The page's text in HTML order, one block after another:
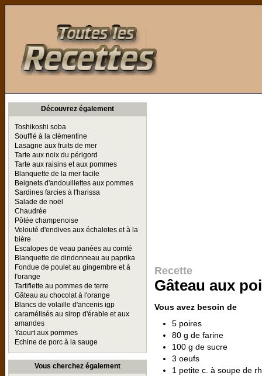
Découvrez également
Toshikoshi soba
Soufflé à la clémentine
Lasagne aux fruits de mer
Tarte aux noix du périgord
Tarte aux raisins et aux pommes
Blanquette de la mer facile
Beignets d'andouillettes aux pommes
Sardines farcies à l'harissa
Salade de noël
Chaudrée
Pôtée champenoise
Velouté d'endives aux échalotes et à la
bière
Escalopes de veau panées au comté
Blanquette de dindonneau au paprika
Fondue de poulet au gingembre et à
l'orange
Tartiflette au pommes de terre
Gâteau au chocolat à l'orange
Blancs de volaille d'ancenis igp
caramélisés au sirop d'érable et aux
amandes
Yaourt aux pommes
Echine de porc à la sauge
Vous cherchez également
Recette
Gâteau aux
Vous avez besoin de
5 poires
80 g de farine
100 g de sucre
3 oeufs
1 petite c. à soupe de